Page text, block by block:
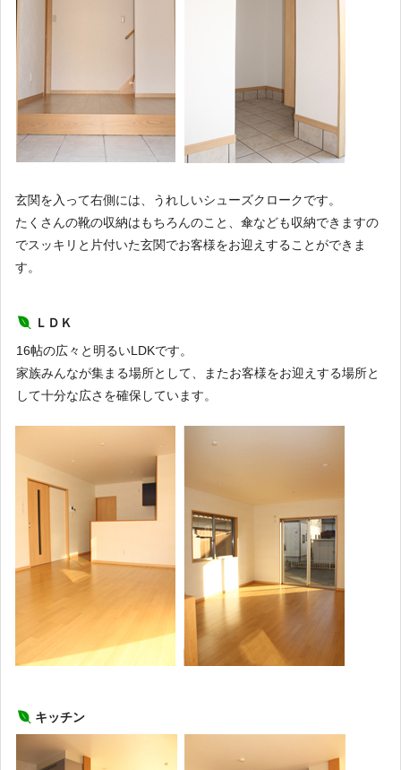
玄関を入って右側には、うれしいシューズクロークです。
たくさんの靴の収納はもちろんのこと、傘なども収納できますの
でスッキリと片付いた玄関でお客様をお迎えすることができま
す。
ＬＤＫ
16帖の広々と明るいLDKです。
家族みんなが集まる場所として、またお客様をお迎えする場所と
して十分な広さを確保しています。
キッチン